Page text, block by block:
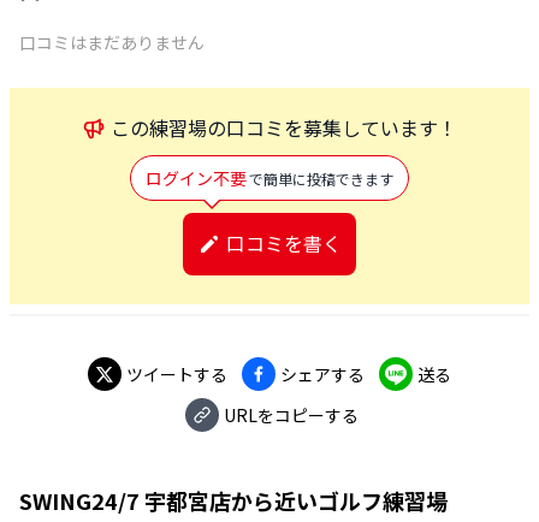
口コミはまだありません
この練習場の口コミを募集しています！
ログイン不要で簡単に投稿できます
口コミを書く
ツイートする シェアする
送る
URLをコピーする
SWING24/7 宇都宮店から近いゴルフ練習場